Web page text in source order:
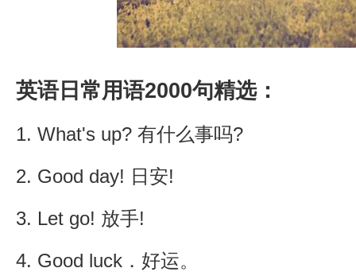
英语日常用语2000句精选：
1. What's up? 有什么事吗?
2. Good day! 日安!
3. Let go! 放手!
4. Good luck．好运。